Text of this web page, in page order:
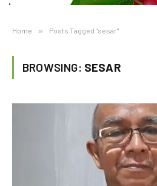
Home » Posts Tagged "sesar"
BROWSING: SESAR